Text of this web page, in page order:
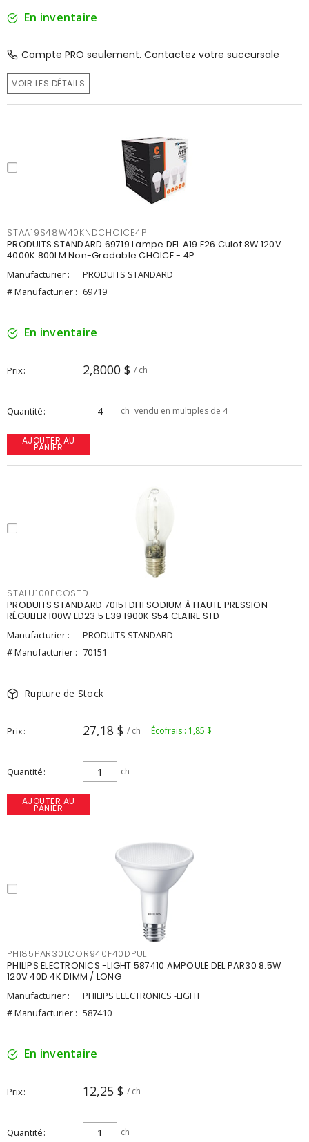
En inventaire
Compte PRO seulement. Contactez votre succursale
VOIR LES DÉTAILS
STAA19S48W40KNDCHOICE4P
PRODUITS STANDARD 69719 Lampe DEL A19 E26 Culot 8W 120V
4000K 800LM Non-Gradable CHOICE - 4P
Manufacturier :
PRODUITS STANDARD
# Manufacturier : 69719
En inventaire
Prix 2,8000 $ / ch
Quantité ch vendu en multiples de 4
AJOUTER AU
PANIER
STALU100ECOSTD
PRODUITS STANDARD 70151 DHI SODIUM À HAUTE PRESSION
RÉGULIER 100W ED23.5 E39 1900K S54 CLAIRE STD
Manufacturier :
PRODUITS STANDARD
# Manufacturier : 70151
Rupture de Stock
Prix 27,18 $ / ch Écofrais : 1,85 $
Quantité ch
AJOUTER AU
PANIER
PHI85PAR30LCOR940F40DPUL
PHILIPS ELECTRONICS -LIGHT 587410 AMPOULE DEL PAR30 8.5W
120V 40D 4K DIMM / LONG
Manufacturier :
PHILIPS ELECTRONICS -LIGHT
# Manufacturier : 587410
En inventaire
Prix 12,25 $ / ch
Quantité ch